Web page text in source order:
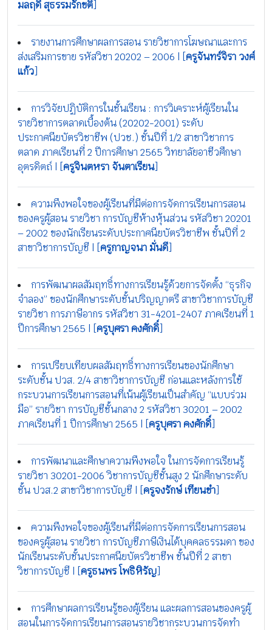
มลฤดี สุธรรมรักขติ
รายงานการศึกษาผลการสอน รายวิชาการโฆษณาและการ
ส่งเสริมการขาย รหัสวิชา 20202 – 2006 | [ ครูจันทร์จิรา วงศ์
แก้ว
การวิจัยปฏิบัติการในชั้นเรียน : การวิเคราะห์ผู้เรียนใน
รายวิชาการตลาดเบื้องต้น (20202-2001) ระดับ
ประกาศนียบัตรวิชาชีพ (ปวช.) ชั้นปีที่ 1/2 สาขาวิชาการ
ตลาด ภาคเรียนที่ 2 ปีการศึกษา 2565 วิทยาลัยอาชีวศึกษา
อุตรดิตถ์ | [ ครูจินตหรา จันตาเรียน]
ความพึงพอใจของผู้เรียนที่มีต่อการจัดการเรียนการสอน
ของครูผู้สอน รายวิชา การบัญชีห้างหุ้นส่วน รหัสวิชา 20201
– 2002 ของนักเรียนระดับประกาศนียบัตรวิชาชีพ ชั้นปีที่ 2
สาขาวิชาการบัญชี | [ ครูกาญจนา มั่นดี
การพัฒนาผลสัมฤทธิ์ทางการเรียนรู้ด้วยการจัดตั้ง “ธุรกิจ
จำลอง” ของนักศึกษาระดับชั้นปริญญาตรี สาขาวิชาการบัญชี
รายวิชา การภาษีอากร รหัสวิชา 31-4201-2407 ภาคเรียนที่ 1
ปีการศึกษา 2565 | [ ครูบุศรา คงศักดิ์
การเปรียบเทียบผลสัมฤทธิ์ทางการเรียนของนักศึกษา
ระดับชั้น ปวส. 2/4 สาขาวิชาการบัญชี ก่อนและหลังการใช้
กระบวนการเรียนการสอนที่เน้นผู้เรียนเป็นสำคัญ “แบบร่วม
มือ” รายวิชา การบัญชีชั้นกลาง 2 รหัสวิชา 30201 – 2002
ภาคเรียนที่ 1 ปีการศึกษา 2565 | [ ครูบุศรา คงศักดิ์
การพัฒนาและศึกษาความพึงพอใจ ในการจัดการเรียนรู้
รายวิชา 30201-2006 วิชาการบัญชีชั้นสูง 2 นักศึกษาระดับ
ชั้น ปวส.2 สาขาวิชาการบัญชี | [ ครูจงรักษ์ เทียนขำ
ความพึงพอใจของผู้เรียนที่มีต่อการจัดการเรียนการสอน
ของครูผู้สอน รายวิชา การบัญชีภาษีเงินได้บุคคลธรรมดา ของ
นักเรียนระดับชั้นประกาศนียบัตรวิชาชีพ ชั้นปีที่ 2 สาขา
วิชาการบัญชี | [ ครูธนพร โพธิหิรัญ
การศึกษาผลการเรียนรู้ของผู้เรียน และผลการสอนของครูผู้
สอนในการจัดการเรียนการสอนรายวิชากระบวนการจัดทำ